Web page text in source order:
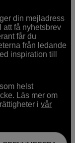
din mejladress
att få nyhetsbrev
får du
från ledande
inspiration till
helst
Läs mer om
ivår